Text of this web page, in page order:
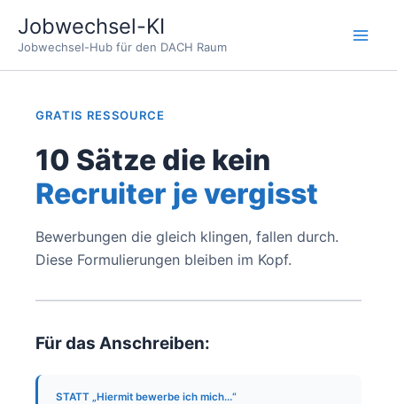
Inhalt
springen
Jobwechsel-KI
Jobwechsel-Hub für den DACH Raum
GRATIS RESSOURCE
10 Sätze die kein
Recruiter je vergisst
Bewerbungen die gleich klingen, fallen durch.
Diese Formulierungen bleiben im Kopf.
Für das Anschreiben:
STATT „Hiermit bewerbe ich mich…“